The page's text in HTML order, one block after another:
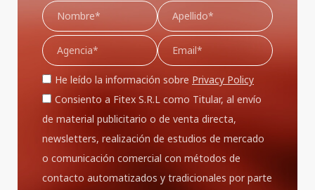
He leído la información sobre Privacy Policy
Consiento a Fitex S.R.L como Titular, al envío
de material publicitario o de venta directa,
newsletters, realización de estudios de mercado
o comunicación comercial con métodos de
contacto automatizados y tradicionales por parte